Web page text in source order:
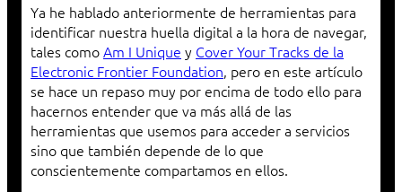
Ya he hablado anteriormente de herramientas para
identificar nuestra huella digital a la hora de navegar,
tales comoAm I Unique y Cover Your Tracks de la
Electronic Frontier Foundation, pero en este artículo
se hace un repaso muy por encima de todo ello para
hacernos entender que va más allá de las
herramientas que usemos para acceder a servicios
sino que también depende de lo que
conscientemente compartamos en ellos.